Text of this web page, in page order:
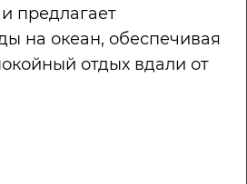
предлагает
на океан, обеспечивая
отдых вдали от